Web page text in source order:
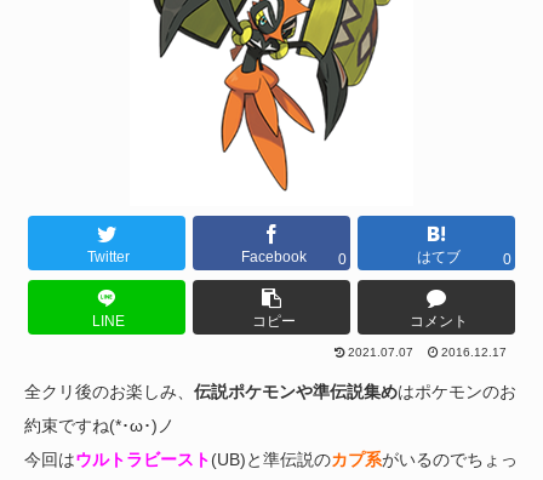
Twitter Facebook 0 はてブ 0
LINE コピー コメント
2021.07.07 2016.12.17
全クリ後のお楽しみ、 伝説ポケモンや準伝説集めはポケモンのお
約束ですね(*･ω･)ノ
今回はウルトラビースト(UB)と準伝説のカプ系がいるのでちょっ